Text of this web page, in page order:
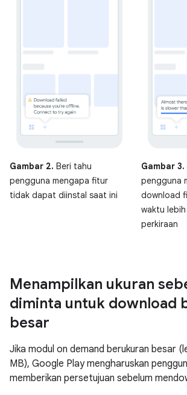
Gambar 2. Beri tahu
pengguna mengapa fitur
tidak dapat diinstal saat ini
Gambar 3.
pengguna
download
waktu
perkiraan
Menampilkan ukuran
diminta untuk download
besar
Jika modul on demand berukuran besar
MB), Google Play mengharuskan
memberikan persetujuan sebelum